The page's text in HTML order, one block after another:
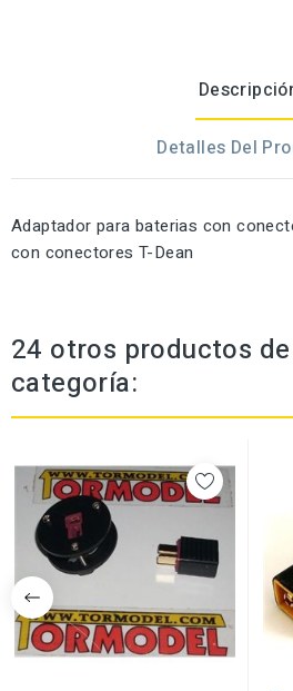
Detalles Del
Adaptador para baterias con
con conectores T-Dean
24 otros productos
categoría: